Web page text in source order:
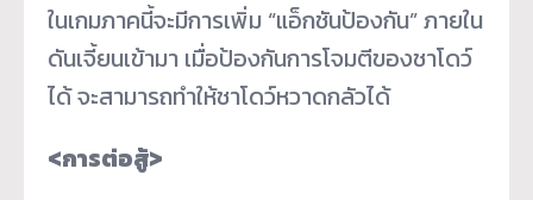
ในเกมภาคนี้จะมีการเพิ่ม “แอ็กชันป้องกัน” ภายใน
ดันเจี้ยนเข้ามา เมื่อป้องกันการโจมตีของชาโดว์
ได้ จะสามารถทำให้ชาโดว์หวาดกลัวได้
<การต่อสู้>